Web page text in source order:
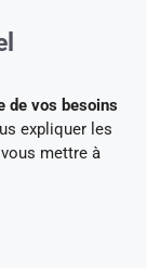
de vos besoins
expliquer les
mettre à